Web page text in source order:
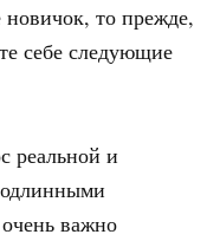
то прежде,
себе следующие
реальной и
важно